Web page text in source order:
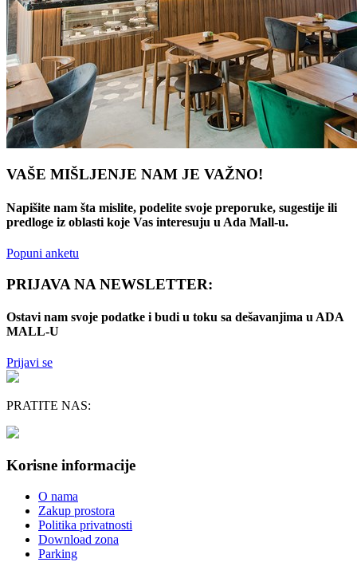
VAŠE MIŠLJENJE NAM JE VAŽNO!
Napišite nam šta mislite, podelite svoje preporuke, sugestije ili
predloge iz oblasti koje Vas interesuju u Ada Mall-u.
Popuni anketu
PRIJAVA NA NEWSLETTER:
Ostavi nam svoje podatke i budi u toku sa dešavanjima u ADA
MALL-U
Prijavi se
PRATITE NAS:
Korisne informacije
O nama
Zakup prostora
Politika privatnosti
Download zona
Parking